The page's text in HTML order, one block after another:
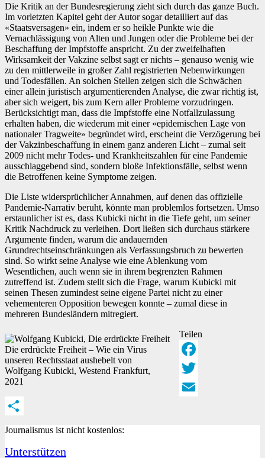
Die Kritik an der Bundesregierung zieht sich durch das ganze Buch.
Im vorletzten Kapitel geht der Autor sogar detailliert auf das
«Staatsversagen» ein, indem er so heikle Punkte wie die
Vernachlässigung von Alten und Jungen oder die Probleme bei der
Beschaffung der Impfstoffe anspricht. Zu der zweifelhaften
Wirksamkeit der Vakzine selbst sagt er nichts – genauso wenig wie
zu den mittlerweile in großer Zahl registrierten Nebenwirkungen
und Todesfällen. An solchen Stellen zeigen sich die Schwächen
einer allein juristisch argumentierenden Analyse, die zwar richtig ist,
aber sich weigert, bis zum Kern aller Probleme vorzudringen.
Berücksichtigt man, dass die Impfstoffe eine Notfallzulassung
erhalten haben, die wiederum mit einer «epidemischen Lage von
nationaler Tragweite» begründet wird, erscheint die Verzögerung bei
der Vakzinbeschaffung in einem ganz anderen Licht – zumal seit
2009 nicht mehr Todes- und Krankheitszahlen für eine Pandemie
ausschlaggebend sind, sondern bloße Infektionsfälle, selbst wenn
die Betroffenen keine Symptome zeigen.
Die Liste widersprüchlicher Annahmen, auf denen das offizielle
Pandemie-Narrativ beruht, könnte man problemlos fortsetzen. Umso
erstaunlicher ist es, dass Kubicki nicht in die Tiefe geht, um seiner
Kritik Nachdruck zu verleihen. Dort ließen sich durchaus stärkere
Argumente finden, warum die andauernden
Grundrechtseinschränkungen als Verfassungsbruch zu bewerten
sind. So wirkt seine Analyse wie eine Ablenkung vom
Wesentlichen, auch wenn sie in ihrem begrenzten Rahmen
zutreffend ist. Zudem stellt sich die Frage, warum Kubicki mit
seinen Thesen zumindest seine eigene Partei nicht zu einer
vehementeren Opposition bewegen konnte – zumal diese in
mehreren Bundesländern mitregiert.
Die erdrückte Freiheit – Wie ein Virus
unseren Rechtsstaat aushebelt von
Wolfgang Kubicki, Westend Frankfurt,
2021
Teilen
Facebook
Twitter
Email
Teilen
Journalismus ist nicht kostenlos:
Unterstützen